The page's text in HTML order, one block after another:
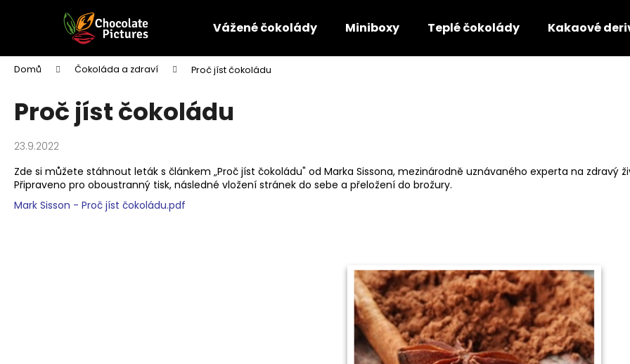
Vážené čokolády Miniboxy Teplé čokolády Kakaové
Domů Čokoláda a zdraví Proč jíst čokoládu
Proč jíst čokoládu
23.9.2022
Zde si můžete stáhnout leták s článkem „Proč jíst čokoládu" od Marka Sissona, mezinárodně uznávaného experta na zdravý
Připraveno pro oboustranný tisk, následné vložení stránek do sebe a přeložení do brožury.
Mark Sisson - Proč jíst čokoládu.pdf
í
Zpět
do
obchodu
Zpět
do
obchodu
Doporučujeme